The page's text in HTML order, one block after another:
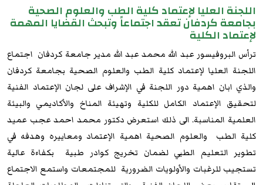
اللجنة العليا لإعتماد كلية الطب والعلوم الصحية
بجامعة كردفان تعقد اجتماعاً وتبحث القضايا المهمة
لإعتماد الكلية
ترأس البروفيسور عبد الله محمد عبد الله مدير جامعة كردفان اجتماع
اللجنة العليا لإعتماد كلية الطب والعلوم الصحية بجامعة كردفان
والذي ابان اهمية دور اللجنة في الإشراف على لجان الإعتماد الفنية
لتحقيق الإعتماد الكامل للكلية وتهيئة المناخ والأكاديمي والبيئة
العلمية المناسبة. الى ذلك استعرض دكتور محمد احمد عجب عميد
كلية الطب والعلوم الصحية اهمية الإعتماد ومعاييره وهدفه في
تطوير التعليم الطبي لضمان تخريج كوادر طبية بكفاءة عالية
تستجيب للرغبات والأولويات الضرورية للمجتمعات واستمع الاجتماع